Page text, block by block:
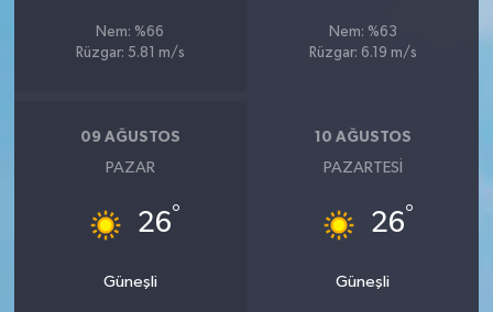
Nem: %66
Rüzgar: 5.81 m/s
Nem: %63
Rüzgar: 6.19 m/s
09 AĞUSTOS
PAZAR
26°
Güneşli
10 AĞUSTOS
PAZARTESI
26°
Güneşli